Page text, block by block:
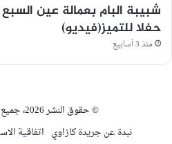
شبيبة البام بعمالة عين
حفلا للتميز(فيديو)
منذ 3 أسابيع
© حقوق النشر 2026، جميع الحقوق محفوظة
نبدة عن جريدة كازاوي اتفاقية